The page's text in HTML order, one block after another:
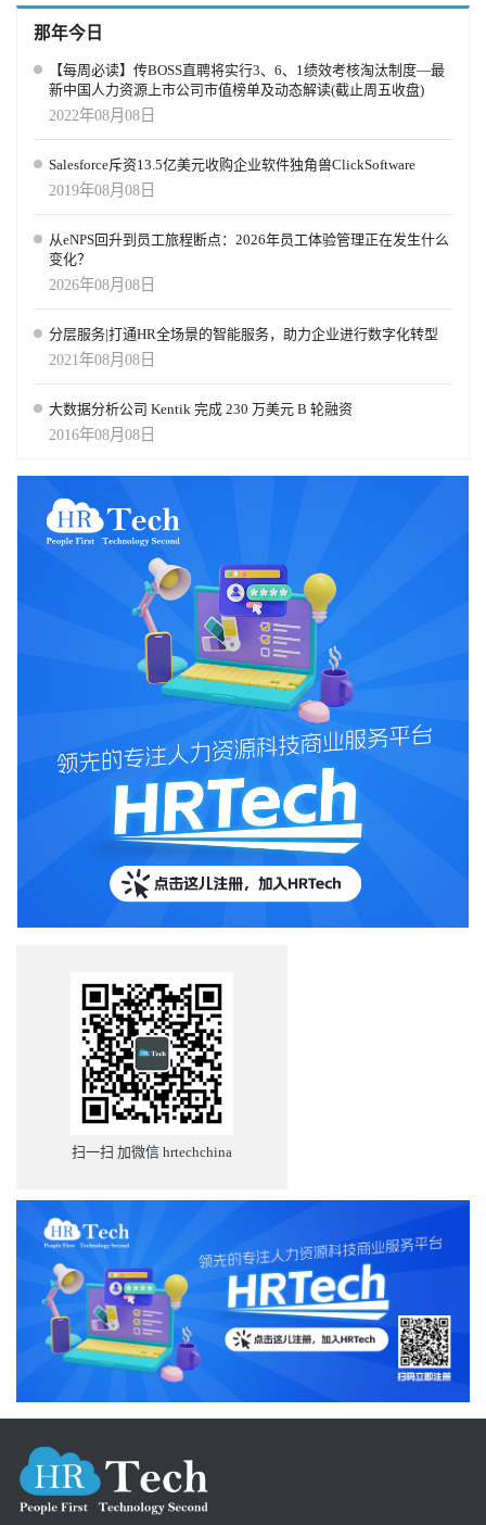
那年今日
【每周必读】传BOSS直聘将实行3、6、1绩效考核淘汰制度—最
新中国人力资源上市公司市值榜单及动态解读(截止周五收盘)
2022年08月08日
Salesforce斥资13.5亿美元收购企业软件独角兽ClickSoftware
2019年08月08日
从eNPS回升到员工旅程断点：2026年员工体验管理正在发生什么
变化？
2026年08月08日
分层服务|打通HR全场景的智能服务，助力企业进行数字化转型
2021年08月08日
大数据分析公司 Kentik 完成 230 万美元 B 轮融资
2016年08月08日
扫一扫 加微信 hrtechchina